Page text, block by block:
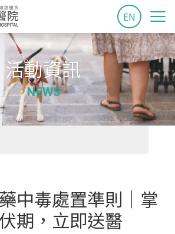
EN
活動資訊
NEWS
中毒處置準則｜掌
期，立即送醫